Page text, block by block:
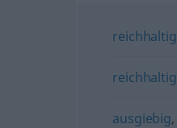
reichhaltig
reichhaltig
ausgiebig,